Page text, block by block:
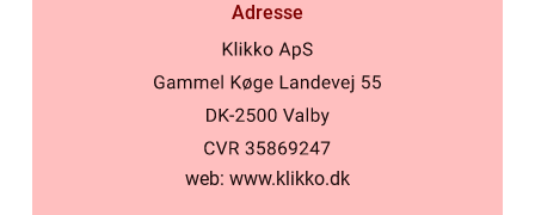
Adresse
web: www.klikko.dk